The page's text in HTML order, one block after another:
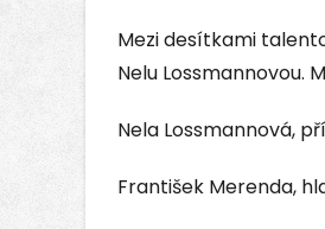
Mezi desítkami
Nelu Lossmannovou.
Nela Lossmannová,
František Merenda,